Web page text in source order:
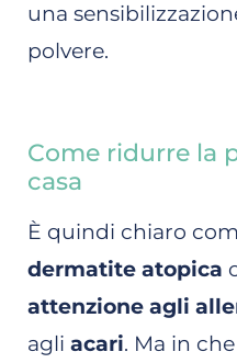
una
polvere.
Come ridurre la
casa
È quindi chiaro
dermatite atopica
attenzione agli
agli acari. Ma in